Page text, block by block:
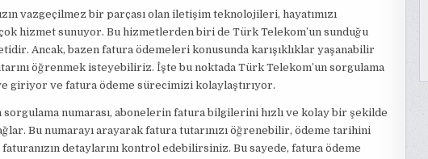
vazgeçilmez bir parçası olan iletişim teknolojileri, hayatımızı
hizmet sunuyor. Bu hizmetlerden biri de Türk Telekom’un sunduğu
Ancak, bazen fatura ödemeleri konusunda karışıklıklar yaşanabilir
öğrenmek isteyebiliriz. İşte bu noktada Türk Telekom’un sorgulama
giriyor ve fatura ödeme sürecimizi kolaylaştırıyor.
sorgulama numarası, abonelerin fatura bilgilerini hızlı ve kolay bir şekilde
Bu numarayı arayarak fatura tutarınızı öğrenebilir, ödeme tarihini
detaylarını kontrol edebilirsiniz. Bu sayede, fatura ödeme